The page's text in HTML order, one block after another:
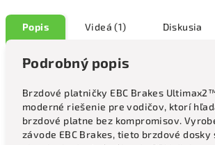
Popis Videá (1) Diskusia
Podrobný popis
Brzdové platničky EBC Brakes
moderné riešenie pre vodičov, ktorí
brzdové platne bez kompromisov.
závode EBC Brakes, tieto brzdové dosky